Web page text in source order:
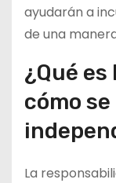
ayudarán a
de una
¿Qué
cómo
La